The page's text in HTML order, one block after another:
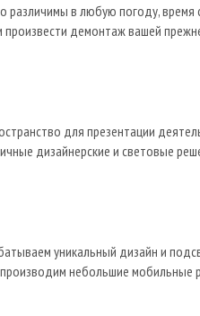
в любую погоду, время
демонтаж вашей
для презентации
дизайнерские и световые
уникальный дизайн и
небольшие мобильные